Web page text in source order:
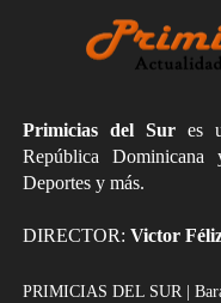
Primicias del Sures
República
Deportes y más.
DIRECTOR: Victor
PRIMICIAS DEL SUR |